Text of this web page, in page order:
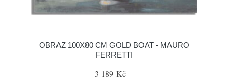
OBRAZ 100X80 CM GOLD BOAT - MAURO
FERRETTI
3 189 Kč